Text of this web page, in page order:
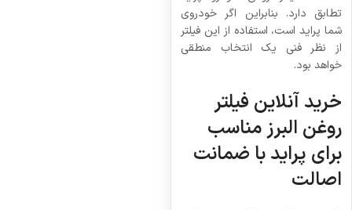
تطابق دارد. بنابراین اگر خودروی
شما پراید است، استفاده از این فیلتر
از نظر فنی یک انتخاب منطقی
خواهد بود.
خرید آنلاین فیلتر
روغن البرز مناسب
برای پراید با ضمانت
اصالت